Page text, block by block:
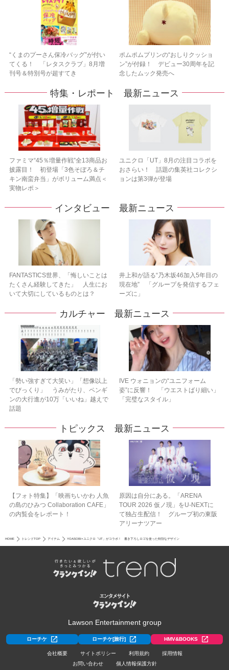
“くまのプーさん保冷バッグ”が付い
てくる！ 「レタスクラブ」8月増
刊号＆特別号が超すてき
ポムポムプリンの“おしりクッショ
ン”が付録！ デビュー30周年を記
念したムック発売へ
特集・レポート 最新ニュース
ファミマ“45％増量作戦”全13商品お
披露目！ 初登場「3色そぼろ＆チ
キン南蛮弁当」がボリューム満点＜
実物レポ＞
ユニクロ「UT」8月の注目コラボを
おさらい！ 話題の集英社コレクシ
ョンは第3弾が登場
インタビュー 最新ニュース
FANTASTICS世界、「悔しいことは
たくさん経験してきた」 人生にお
いて大切にしているものとは？
井上和が語る“乃木坂46加入5年目の
現在地” 「グループを発信するフェ
ーズに」
カルチャー 最新ニュース
「勢い強すぎて大笑い」「想像以上
でびっくり」 うみがたり、ペンギ
ンの大行進が10万「いいね」越えで
話題
IVE ウォニョンの“ユニフォーム
姿”に反響！ 「ウエストばり細い」
「完璧なスタイル」
トピックス 最新ニュース
【フォト特集】「映画ちいかわ 人魚
の島のひみつ Collaboration CAFE」
の内覧会をレポート！
原因は自分にある。「ARENA
TOUR 2026 仮ノ現」をU-NEXTに
て独占生配信！ グループ初の東阪
アリーナツアー
HOME トレンドTOP アイテム YOASOBI×ユニクロ「UT」がコラボ！ 書き下ろしロゴを使った特別なデザイン
Lawson Entertainment group
ローチケ ローチケ[旅行] HMV&BOOKS
会社概要 サイトポリシー 利用規約
採用情報
お問い合わせ
個人情報保護方針